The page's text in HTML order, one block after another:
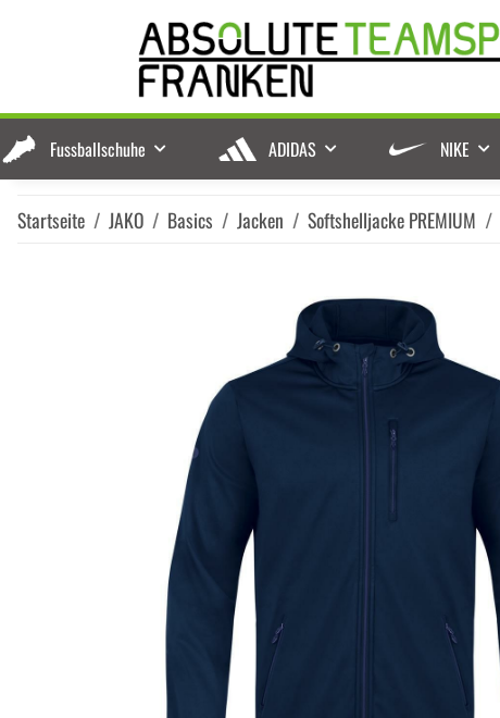
Fussballschuhe ADIDAS NIKE
Startseite JAKO Basics Jacken Softshelljacke PREMIUM